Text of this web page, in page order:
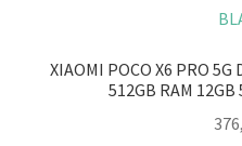
XIAOMI POCO X6 PRO 5G
512GB RAM 12GB